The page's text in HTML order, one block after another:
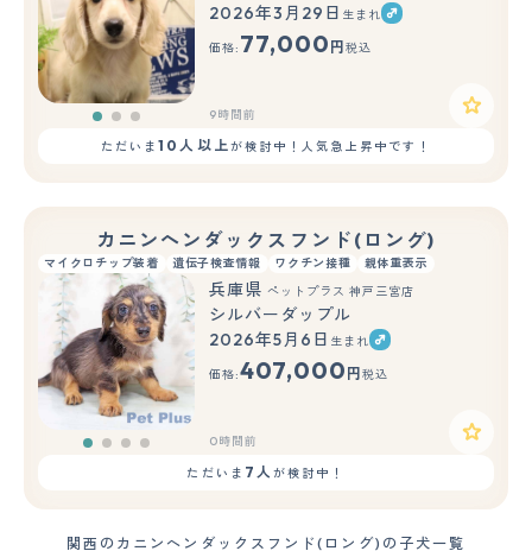
もっと見る
2026年3月29日 生まれ
価格: 77,000 円 税込
9時間前
ただいま10人以上が検討中！人気急上昇中です！
カニンヘンダックスフンド(ロング)
マイクロチップ装着 遺伝子検査情報 ワクチン接種 親体重表示
兵庫県 ペットプラス 神戸三宮店
シルバーダップル
2026年5月6日 生まれ
価格:407,000 円 税込
0時間前
ただいま 7人が検討中！
関西のカニンヘンダックスフンド(ロング)の子犬一覧